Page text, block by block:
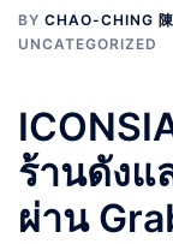
BY CHAO-CHING
UNCATEGORIZED
ร้านดังแ
ผ่าน